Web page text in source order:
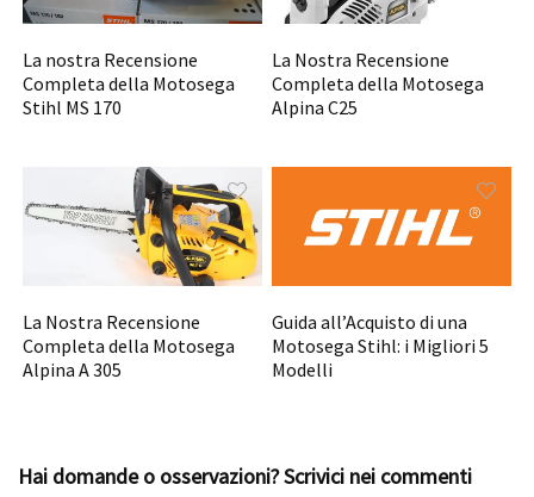
La nostra Recensione
Completa della Motosega
Stihl MS 170
La Nostra Recensione
Completa della Motosega
Alpina C25
La Nostra Recensione
Completa della Motosega
Alpina A 305
Guida all’Acquisto di una
Motosega Stihl: i Migliori 5
Modelli
Hai domande o osservazioni? Scrivici nei commenti